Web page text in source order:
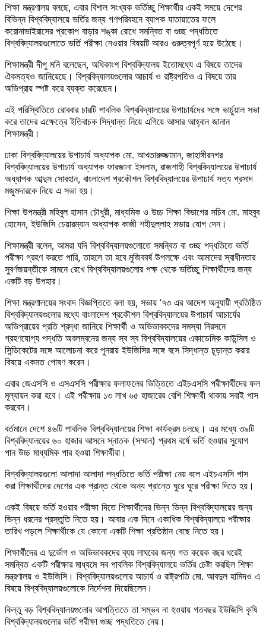
শিক্ষা মন্ত্রণালয় বলছে, এবার বিশাল সংখ্যক ভর্তিচ্ছু শিক্ষার্থীর একই সময়ে দেশের
বিভিন্ন বিশ্ববিদ্যালয়ে ভর্তির জন্য গণপরিবহনে ব্যাপক যাতায়াতের ফলে
করোনাভাইরাসের প্রকোপ বাড়ার শঙ্কা রোধে সমন্বিত বা গুচ্ছ পদ্ধতিতে
বিশ্ববিদ্যালয়গুলোতে ভর্তি পরীক্ষা নেওয়ার বিষয়টি আরও গুরুত্বপূর্ণ হয়ে উঠেছে।
শিক্ষামন্ত্রী দীপু মনি বলেছেন, অধিকাংশ বিশ্ববিদ্যালয় ইতোমধ্যে এ বিষয়ে তাদের
ঐকমত্যও জানিয়েছে। বিশ্ববিদ্যালয়গুলোর আচার্য ও রাষ্ট্রপতিও এ বিষয়ে তার
অভিপ্রায় স্পষ্ট করে ব্যক্ত করেছেন।
এই পরিস্থিতিতে রোববার চারটি পাবলিক বিশ্ববিদ্যালয়ের উপাচার্যদের সঙ্গে ভার্চুয়াল সভা
করে তাদের এক্ষেত্রে ইতিবাচক সিদ্ধান্ত নিয়ে এগিয়ে আসার আহ্বান জানান
শিক্ষামন্ত্রী।
ঢাকা বিশ্ববিদ্যালয়ের উপাচার্য অধ্যাপক মো. আখতারুজ্জামান, জাহাঙ্গীরনগর
বিশ্ববিদ্যালয়ের উপাচার্য অধ্যাপক ফারজানা ইসলাম, রাজশাহী বিশ্ববিদ্যালয়ের উপাচার্য
অধ্যাপক আব্দুস সোবহান, বাংলাদেশ প্রকৌশল বিশ্ববিদ্যালয়ের উপাচার্য সত্য প্রসাদ
মজুমদারকে নিয়ে এ সভা হয়।
শিক্ষা উপমন্ত্রী মহিবুল হাসান চৌধুরী, মাধ্যমিক ও উচ্চ শিক্ষা বিভাগের সচিব মো. মাহবুব
হোসেন, ইউজিসি চেয়ারম্যান অধ্যাপক কাজী শহীদুল্লাহ সভায় যোগ দেন।
শিক্ষামন্ত্রী বলেন, আমরা যদি বিশ্ববিদ্যালয়গুলোতে সমন্বিত বা গুচ্ছ পদ্ধতিতে ভর্তি
পরীক্ষা গ্রহণ করতে পারি, তাহলে তা হবে মুজিববর্ষ উপলক্ষে এবং আমাদের স্বাধীনতার
সুবর্ণজয়ন্তীকে সামনে রেখে বিশ্ববিদ্যালয়গুলোর পক্ষ থেকে ভর্তিচ্ছু শিক্ষার্থীদের জন্য
একটি বড় উপহার।
শিক্ষা মন্ত্রণালয়ের সংবাদ বিজ্ঞপ্তিতে বলা হয়, সভায় ‘৭৩ এর আদেশ অনুযায়ী প্রতিষ্ঠিত
বিশ্ববিদ্যালয়গুলোর মধ্যে বাংলাদেশ প্রকৌশল বিশ্ববিদ্যালয়ের উপাচার্য আচার্যের
অভিপ্রায়ের প্রতি শ্রদ্ধা জানিয়ে শিক্ষার্থী ও অভিভাবকদের সমস্যা নিরসনে
গ্রহণযোগ্য পদ্ধতি অবলম্বনের জন্য স্ব স্ব বিশ্ববিদ্যালয়ের একাডেমিক কাউন্সিল ও
সিন্ডিকেটের সঙ্গে আলোচনা করে পুনরায় ইউজিসির সঙ্গে বসে সিদ্ধান্ত চূড়ান্ত করার
বিষয়ে একমত পোষণ করেন।
এবার জেএসসি ও এসএসসি পরীক্ষার ফলাফলের ভিত্তিতে এইচএসসি পরীক্ষার্থীদের ফল
মূল্যায়ন করা হবে। এই পরীক্ষায় ১৩ লাখ ৬৫ হাজারের বেশি শিক্ষার্থী থাকায় সবাই পাস
করবেন।
বর্তমানে দেশে ৪৬টি পাবলিক বিশ্ববিদ্যালয়ের শিক্ষা কার্যক্রম চলছে। এর মধ্যে ৩৯টি
বিশ্ববিদ্যালয়ের ৬০ হাজার আসনে স্নাতক (সম্মান) প্রথম বর্ষে ভর্তি হওয়ার সুযোগ
পান উচ্চ মাধ্যমিক পার হওয়া শিক্ষার্থীরা।
বিশ্ববিদ্যালয়গুলো আলাদা আলাদা পদ্ধতিতে ভর্তি পরীক্ষা নেয় বলে এইচএসসি পাস
করা শিক্ষার্থীদের দেশের এক প্রান্ত থেকে অন্য প্রান্তে ঘুরে ঘুরে পরীক্ষা দিতে হয়।
একই বিষয়ে ভর্তি হওয়ার পরীক্ষা দিতে শিক্ষার্থীদের ভিন্ন ভিন্ন বিশ্ববিদ্যালয়ের জন্য
ভিন্ন ধরনের প্রস্তুতি নিতে হয়। আবার এক দিনে একাধিক বিশ্ববিদ্যালয়ে পরীক্ষার
তারিখ পড়লে শিক্ষার্থীকে যে কোনো একটি শিক্ষা প্রতিষ্ঠান বেছে নিতে হয়।
শিক্ষার্থীদের এ দুর্ভোগ ও অভিভাবকদের ব্যয় লাঘবের জন্য গত কয়েক বছর ধরেই
সমন্বিত একটি পরীক্ষার মাধ্যমে সব পাবলিক বিশ্ববিদ্যালয়ে ভর্তির চেষ্টা করছিল শিক্ষা
মন্ত্রণালয় ও ইউজিসি। বিশ্ববিদ্যালয়গুলোর আচার্য ও রাষ্ট্রপতি মো. আবদুল হামিদও এ
বিষয়ে বিশ্ববিদ্যালয়গুলোকে নির্দেশনা দিয়েছিলেন।
কিন্তু বড় বিশ্ববিদ্যালয়গুলোর আপত্তিতে তা সম্ভব না হওয়ায় গতবছর ইউজিসি কৃষি
বিশ্ববিদ্যালয়গুলোর ভর্তি পরীক্ষা গুচ্ছ পদ্ধতিতে নেয়।